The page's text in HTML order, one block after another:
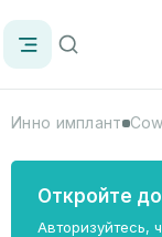
Инно имплант
Откройте
Авторизуйтесь,